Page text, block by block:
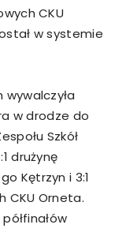
CKU
w systemie
wywalczyła
w drodze do
Szkół
drużynę
Kętrzyn i 3:1
CKU Orneta.